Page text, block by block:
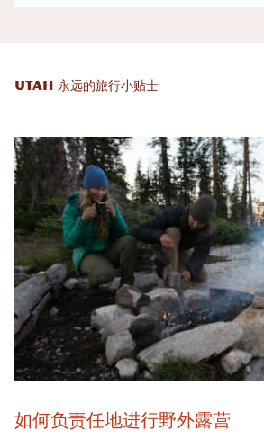
Utah 永远的旅行小贴士
如何负责任地进行野外露营